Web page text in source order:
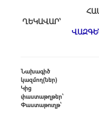
Նախագիծ
կազմող(ներ)
Կից
փաստաթղթեր՝
Փաստաթուղթ՝